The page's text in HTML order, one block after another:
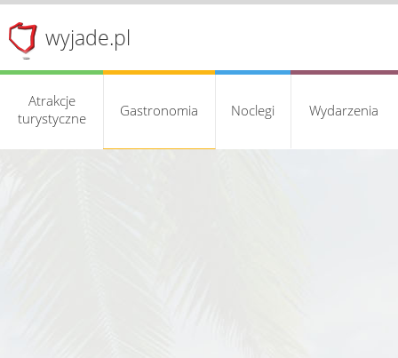
wyjade.pl
Atrakcje
turystyczne
Gastronomia Noclegi Wydarzenia